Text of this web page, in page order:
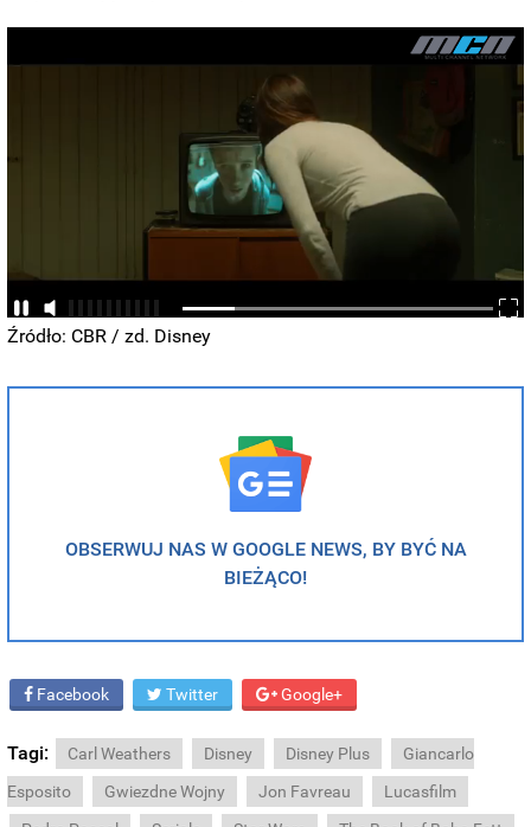
Źródło: CBR / zd. Disney
OBSERWUJ NAS W GOOGLE NEWS, BY BYĆ NA
BIEŻĄCO!
Facebook Twitter Google+
Tagi: Carl Weathers Disney Disney Plus
Giancarlo
Esposito
Gwiezdne Wojny Jon Favreau
Lucasfilm